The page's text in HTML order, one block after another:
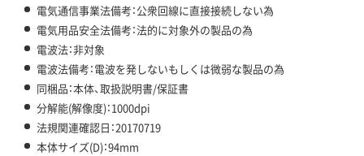
電気通信事業法備考：公衆回線に直接接続しない為
電気用品安全法備考：法的に対象外の製品の為
電波法：非対象
電波法備考：電波を発しないもしくは微弱な製品の為
同梱品：本体、取扱説明書/保証書
分解能(解像度)：1000dpi
法規関連確認日：20170719
本体サイズ(D)：94mm